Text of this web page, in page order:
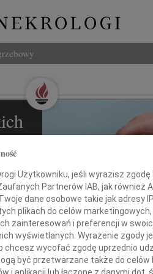
i
Użytkowniku, jeśli wyrazisz
Zaufanych Partnerów IAB, jak również
dane osobowe takie jak adresy
plikach do celów
zainteresowań i preferencji w
wyświetlanych. Wyrażenie zgody
chcesz wycofać zgodę uprzednio
być przetwarzane także do